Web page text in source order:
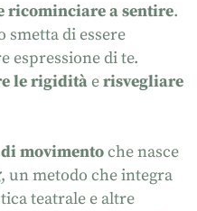
ricominciare a sentire.
smetta di essere
espressione di te.
le rigidità erisvegliare
movimentoche nasce
, un metodo che integra
teatrale e altre